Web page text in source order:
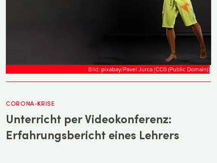
Bild: pixabay/Pavel Jurca[CC0 (Public Domain)]
CORONA-KRISE
Unterricht per Videokonferenz:
Erfahrungsbericht eines Lehrers